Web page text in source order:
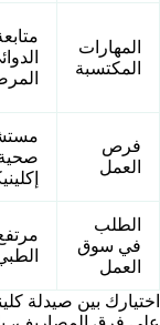
المهارات
المكتسبة
فرص
العمل
الطلب
في سوق
العمل
اختيارك بين صيدلة